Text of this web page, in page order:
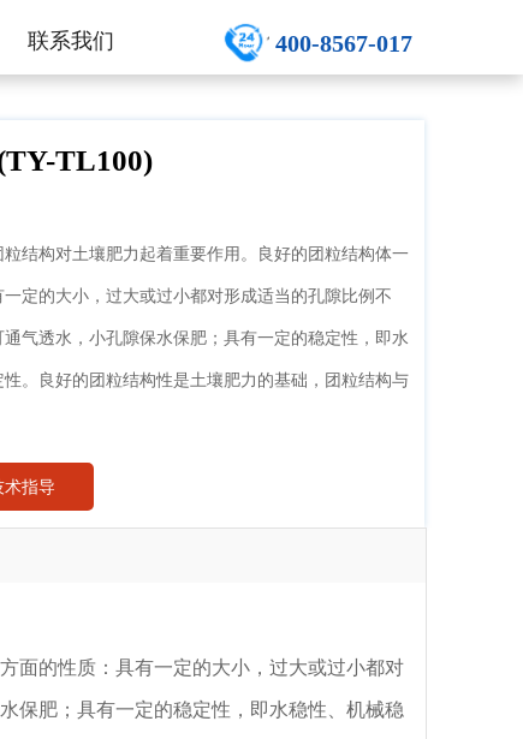
联系我们 400-8567-017
TL100)
结构对土壤肥力起着重要作用。良好的团粒结构体一
定的大小，过大或过小都对形成适当的孔隙比例不
气透水，小孔隙保水保肥；具有一定的稳定性，即水
。良好的团粒结构性是土壤肥力的基础，团粒结构与
术指导
面的性质：具有一定的大小，过大或过小都对
保肥；具有一定的稳定性，即水稳性、机械稳